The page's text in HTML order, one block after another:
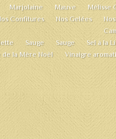
Marjolaine Mauve
Mélisse
Confitures Nos Gelées
Sauge Sauge
Sel à la
de la Mère Noël
Vinaigre